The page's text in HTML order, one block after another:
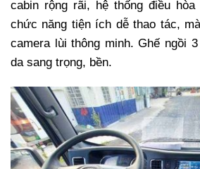
cabin rộng rãi, hệ thống điều
chức năng tiện ích dễ thao tác,
camera lùi thông minh. Ghế ngồi
da sang trọng, bền.